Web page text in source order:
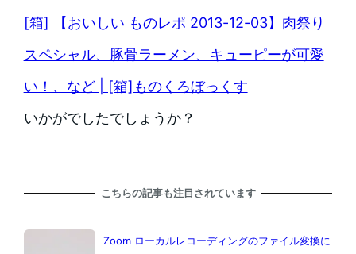
[箱] 【おいしい ものレポ 2013-12-03】肉祭り
スペシャル、豚骨ラーメン、キューピーが可愛
い！、など | [箱]ものくろぼっくす
いかがでしたでしょうか？
こちらの記事も注目されています
Zoom ローカルレコーディングのファイル変換に